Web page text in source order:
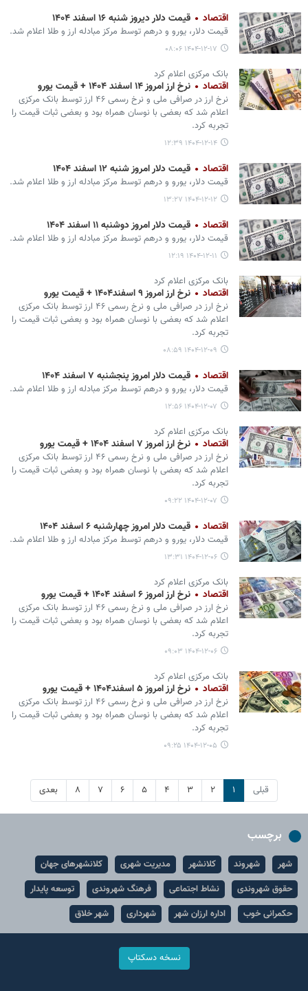
اقتصاد قیمت دلار دیروز شنبه ۱۶ اسفند ۱۴۰۴
قیمت دلار، یورو و درهم توسط مرکز مبادله ارز و طلا اعلام شد.
۱۴۰۴-۱۲-۱۷ ۰۸:۰۶
بانک مرکزی اعلام کرد
اقتصاد نرخ ارز امروز ۱۴ اسفند ۱۴۰۴ + قیمت یورو
نرخ ارز در صرافی ملی و نرخ رسمی ۴۶ ارز توسط بانک مرکزی
اعلام شد که بعضی با نوسان همراه بود و بعضی ثبات قیمت را
تجربه کرد.
۱۴۰۴-۱۲-۱۴ ۱۲:۳۹
اقتصاد قیمت دلار امروز شنبه ۱۲ اسفند ۱۴۰۴
قیمت دلار، یورو و درهم توسط مرکز مبادله ارز و طلا اعلام شد.
۱۴۰۴-۱۲-۱۲ ۱۳:۲۷
اقتصاد قیمت دلار امروز دوشنبه ۱۱ اسفند ۱۴۰۴
قیمت دلار، یورو و درهم توسط مرکز مبادله ارز و طلا اعلام شد.
۱۴۰۴-۱۲-۱۱ ۱۲:۱۹
بانک مرکزی اعلام کرد
اقتصاد نرخ ارز امروز ۹ اسفند۱۴۰۴ + قیمت یورو
نرخ ارز در صرافی ملی و نرخ رسمی ۴۶ ارز توسط بانک مرکزی
اعلام شد که بعضی با نوسان همراه بود و بعضی ثبات قیمت را
تجربه کرد.
۱۴۰۴-۱۲-۰۹ ۰۸:۵۹
اقتصاد قیمت دلار امروز پنجشنبه ۷ اسفند ۱۴۰۴
قیمت دلار، یورو و درهم توسط مرکز مبادله ارز و طلا اعلام شد.
۱۴۰۴-۱۲-۰۷ ۱۲:۵۶
بانک مرکزی اعلام کرد
اقتصاد نرخ ارز امروز ۷ اسفند ۱۴۰۴ + قیمت یورو
نرخ ارز در صرافی ملی و نرخ رسمی ۴۶ ارز توسط بانک مرکزی
اعلام شد که بعضی با نوسان همراه بود و بعضی ثبات قیمت را
تجربه کرد.
۱۴۰۴-۱۲-۰۷ ۰۹:۲۲
اقتصاد قیمت دلار امروز چهارشنبه ۶ اسفند ۱۴۰۴
قیمت دلار، یورو و درهم توسط مرکز مبادله ارز و طلا اعلام شد.
۱۴۰۴-۱۲-۰۶ ۱۳:۳۱
بانک مرکزی اعلام کرد
اقتصاد نرخ ارز امروز ۶ اسفند ۱۴۰۴ + قیمت یورو
نرخ ارز در صرافی ملی و نرخ رسمی ۴۶ ارز توسط بانک مرکزی
اعلام شد که بعضی با نوسان همراه بود و بعضی ثبات قیمت را
تجربه کرد.
۱۴۰۴-۱۲-۰۶ ۰۹:۰۳
بانک مرکزی اعلام کرد
اقتصاد نرخ ارز امروز ۵ اسفند۱۴۰۴ + قیمت یورو
نرخ ارز در صرافی ملی و نرخ رسمی ۴۶ ارز توسط بانک مرکزی
اعلام شد که بعضی با نوسان همراه بود و بعضی ثبات قیمت را
تجربه کرد.
۱۴۰۴-۱۲-۰۵ ۰۹:۲۵
قبلی ۱ ۲ ۳ ۴ ۵ ۶ ۷ ۸ بعدی
برچسب
شهر شهروند کلانشهر مدیریت شهری
کلانشهرهای جهان
حقوق شهروندی
نشاط اجتماعی فرهنگ شهروندی
توسعه پایدار
حکمرانی خوب
اداره ارزان شهر شهرداری شهر خلاق
نسخه دسکتاپ